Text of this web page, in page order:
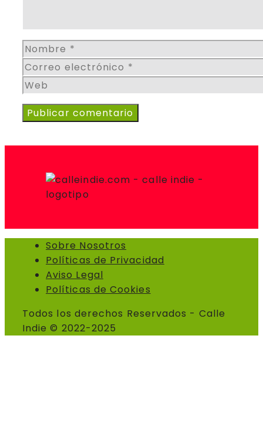
Nombre
Correo
electrónico
Web
Sobre Nosotros
Políticas de Privacidad
Aviso Legal
Políticas de Cookies
Todos los derechos Reservados - Calle
Indie © 2022-2025